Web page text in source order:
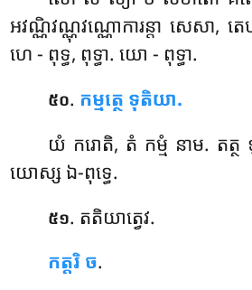
អវណ្ណិវណ្ណុវណ្ណោការន្តា សេសា, ត
ហេ - ពុទ្ធ, ពុទ្ធា. យោ - ពុទ្ធា.
៥០. កម្មត្ថេ ទុតិយា.
យំ ករោតិ, តំ កម្មំ នាម. តត្
យោស្ស ឯ-ពុទ្ធេ.
៥១. តតិយាត្វេវ.
កត្តរិ ច.